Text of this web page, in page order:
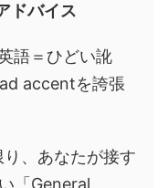
ドバイス
語＝ひどい訛
accentを誇張
、あなたが接す
「General